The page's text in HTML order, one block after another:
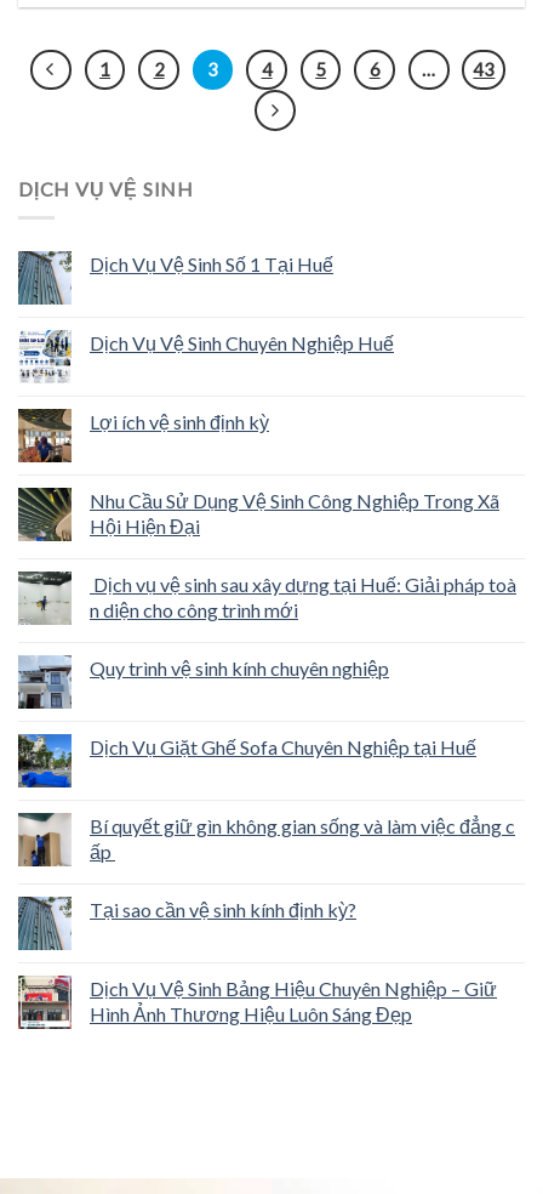
1 2 3 4 5 6 … 43
DỊCH VỤ VỆ SINH
Dịch Vụ Vệ Sinh Số 1 Tại Huế
Dịch Vụ Vệ Sinh Chuyên Nghiệp Huế
Lợi ích vệ sinh định kỳ
Nhu Cầu Sử Dụng Vệ Sinh Công Nghiệp Trong Xã
Hội Hiện Đại
Dịch vụ vệ sinh sau xây dựng tại Huế: Giải pháp toà
n diện cho công trình mới
Quy trình vệ sinh kính chuyên nghiệp
Dịch Vụ Giặt Ghế Sofa Chuyên Nghiệp tại Huế
Bí quyết giữ gìn không gian sống và làm việc đẳng c
ấp
Tại sao cần vệ sinh kính định kỳ?
Dịch Vụ Vệ Sinh Bảng Hiệu Chuyên Nghiệp – Giữ
Hình Ảnh Thương Hiệu Luôn Sáng Đẹp